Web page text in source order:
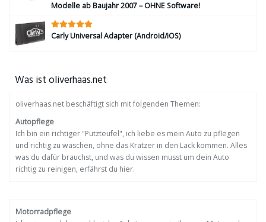
Modelle ab Baujahr 2007 – OHNE Software!
Carly Universal Adapter (Android/iOS)
Was ist oliverhaas.net
oliverhaas.net beschäftigt sich mit folgenden Themen:
Autopflege
Ich bin ein richtiger "Putzteufel", ich liebe es mein Auto zu pflegen
und richtig zu waschen, ohne das Kratzer in den Lack kommen. Alles
was du dafür brauchst, und was du wissen musst um dein Auto
richtig zu reinigen, erfährst du hier.
Motorradpflege